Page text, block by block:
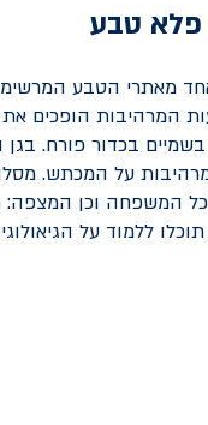
פלא טבע
מאתרי הטבע
המרהיבות הופכים
בשמיים בכדור פורח. בגן
מרהיבות על המכתש.
קל לאורך כ-2 ק"מ, המתאים לכל המשפחה
ללמוד על